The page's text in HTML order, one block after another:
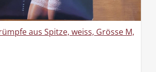
aus Spitze, weiss, Grösse M,